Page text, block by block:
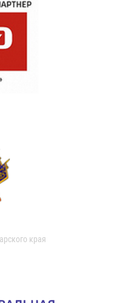
края